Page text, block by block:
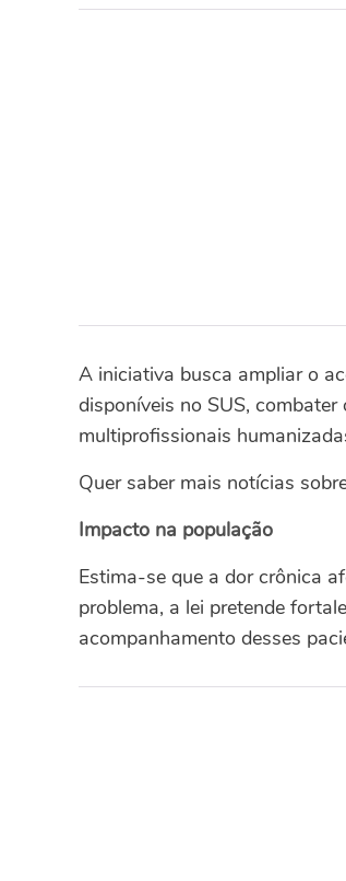
A iniciativa busca ampliar o
disponíveis no SUS,
multiprofissionais
Quer saber mais notícias
Impacto na população
Estima-se que a dor crônica
problema, a lei pretende
acompanhamento desses